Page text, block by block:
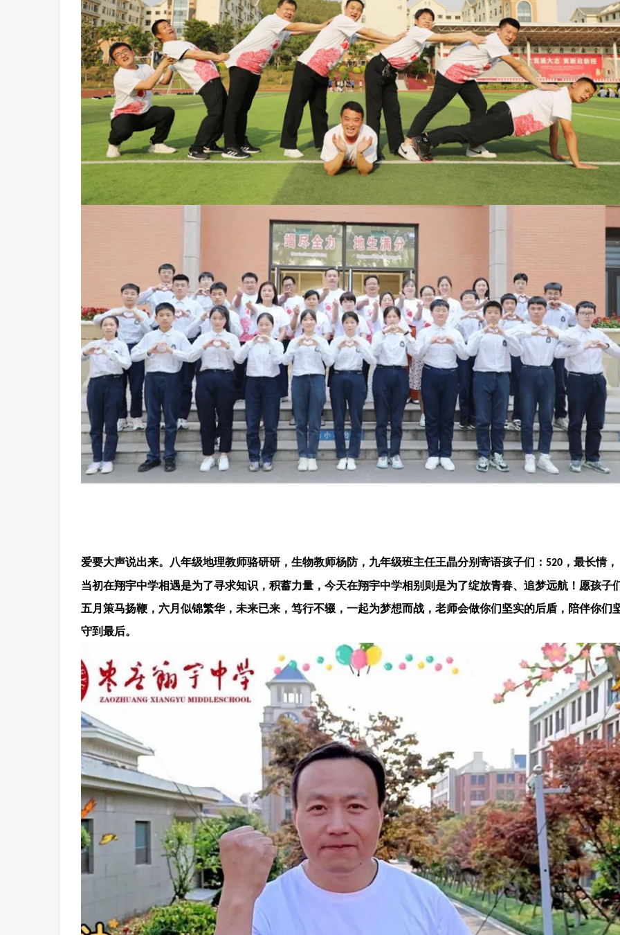
爱要大声说出来。八年级地理教师骆研研，生物教师杨防，九年级班主任王晶分别寄语孩子们： 520 ，最长情，
当初在翔宇中学相遇是为了寻求知识，积蓄力量，今天在翔宇中学相别则是为了绽放青春、追梦远航！愿孩子
五月策马扬鞭，六月似锦繁华，未来已来，笃行不辍，一起为梦想而战，老师会做你们坚实的后盾，陪伴你们
守到最后。